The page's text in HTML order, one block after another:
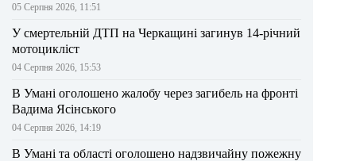
05 Серпня 2026, 11:51
У смертельній ДТП на Черкащині загинув 14-річний
мотоцикліст
04 Серпня 2026, 15:53
В Умані оголошено жалобу через загибель на фронті
Вадима Ясінського
04 Серпня 2026, 14:19
В Умані та області оголошено надзвичайну пожежну